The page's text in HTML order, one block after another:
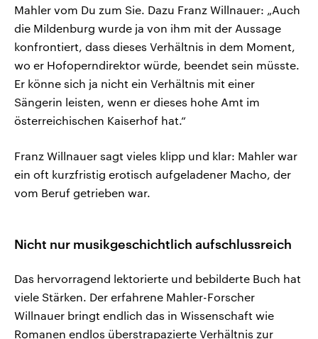
Mahler vom Du zum Sie. Dazu Franz Willnauer: „Auch
die Mildenburg wurde ja von ihm mit der Aussage
konfrontiert, dass dieses Verhältnis in dem Moment,
wo er Hofoperndirektor würde, beendet sein müsste.
Er könne sich ja nicht ein Verhältnis mit einer
Sängerin leisten, wenn er dieses hohe Amt im
österreichischen Kaiserhof hat.“
Franz Willnauer sagt vieles klipp und klar: Mahler war
ein oft kurzfristig erotisch aufgeladener Macho, der
vom Beruf getrieben war.
Nicht nur musikgeschichtlich aufschlussreich
Das hervorragend lektorierte und bebilderte Buch hat
viele Stärken. Der erfahrene Mahler-Forscher
Willnauer bringt endlich das in Wissenschaft wie
Romanen endlos überstrapazierte Verhältnis zur